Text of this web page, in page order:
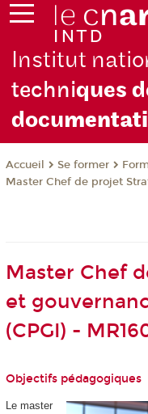
Institut
techniques
docu
Accueil Se former
Master Chef de projet
Master Chef
et
(CPGI) -
Objectifs pédagogiques
Le master